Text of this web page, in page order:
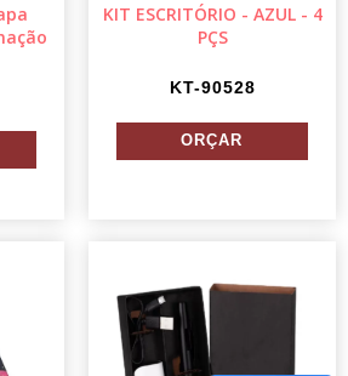
KIT ESCRITÓRIO - AZUL - 4
PÇS
KT-90528